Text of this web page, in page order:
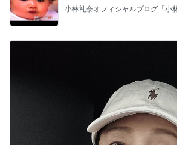
小林礼奈オフィシャルブログ「小